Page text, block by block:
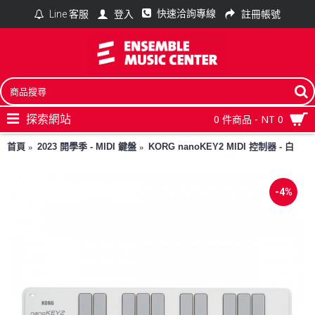
Line 客服 登入 快速洽詢專線 註冊帳號
0 件商品 - NT 0
探索網站
首頁 2023 開學季 - MIDI 鍵盤 KORG nanoKEY2 MIDI 控制器 - 白
-4%